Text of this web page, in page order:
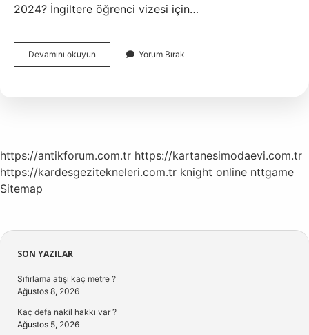
2024? İngiltere öğrenci vizesi için…
Devamını okuyun İNgiltere
Öğrenci
Yorum Bırak
https://antikforum.com.tr https://kartanesimodaevi.com.tr
https://kardesgezitekneleri.com.tr knight online nttgame
Sitemap
Sidebar
SON YAZILAR
Sıfırlama atışı kaç metre ?
Ağustos 8, 2026
Kaç defa nakil hakkı var ?
Ağustos 5, 2026